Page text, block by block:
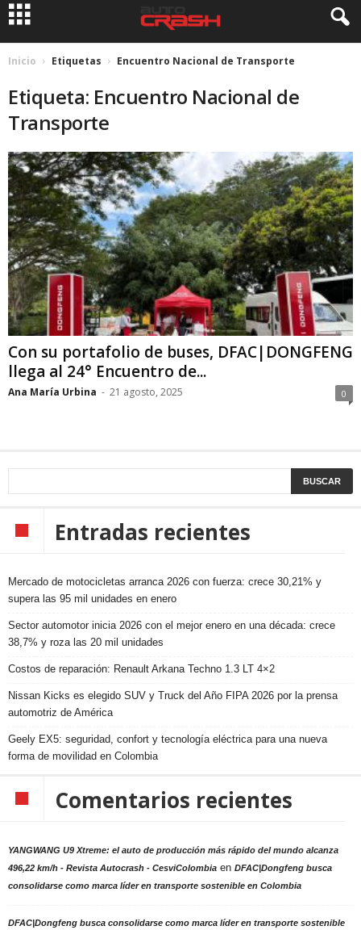
Inicio Etiquetas Encuentro Nacional de Transporte
Etiqueta: Encuentro Nacional de
Transporte
Con su portafolio de buses, DFAC|DONGFENG
llega al 24° Encuentro de...
Ana María Urbina - 21 agosto, 2025 0
Entradas recientes
Mercado de motocicletas arranca 2026 con fuerza: crece 30,21% y
supera las 95 mil unidades en enero
Sector automotor inicia 2026 con el mejor enero en una década: crece
38,7% y roza las 20 mil unidades
Costos de reparación: Renault Arkana Techno 1.3 LT 4×2
Nissan Kicks es elegido SUV y Truck del Año FIPA 2026 por la prensa
automotriz de América
Geely EX5: seguridad, confort y tecnología eléctrica para una nueva
forma de movilidad en Colombia
Comentarios recientes
YANGWANG U9 Xtreme: el auto de producción más rápido del mundo alcanza
496,22 km/h - Revista Autocrash - CesviColombia en DFAC|Dongfeng busca
consolidarse como marca líder en transporte sostenible en Colombia
DFAC|Dongfeng busca consolidarse como marca líder en transporte sostenible